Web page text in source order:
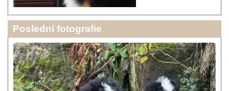
Poslední fotografie